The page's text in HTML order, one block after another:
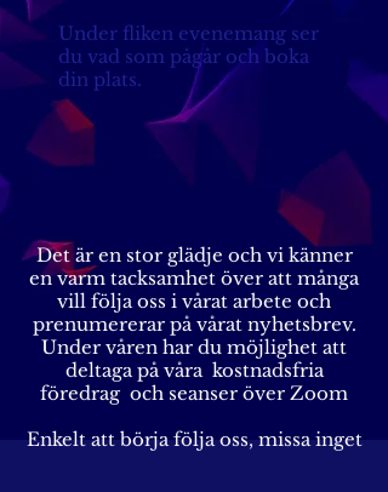
Under fliken evenemang ser
du vad som pågår och boka
din plats.
Det är en stor glädje och vi känner
en varm tacksamhet över att många
vill följa oss i vårat arbete och
prenumererar på vårat nyhetsbrev.
Under våren har du möjlighet att
deltaga på våra kostnadsfria
föredrag och seanser över Zoom
Enkelt att börja följa oss, missa inget